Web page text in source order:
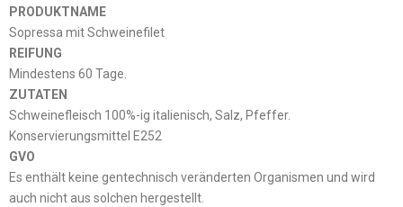
PRODUKTNAME
Sopressa mit Schweinefilet
REIFUNG
Mindestens 60 Tage.
ZUTATEN
Schweinefleisch 100%-ig italienisch, Salz, Pfeffer.
Konservierungsmittel E252
GVO
Es enthält keine gentechnisch veränderten Organismen und wird
auch nicht aus solchen hergestellt.